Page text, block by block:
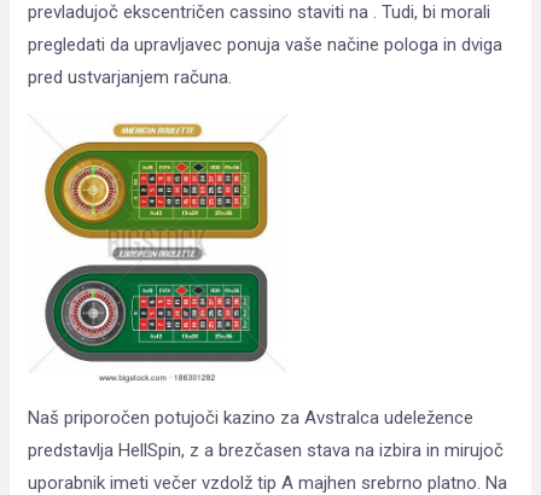
prevladujoč ekscentričen cassino staviti na . Tudi, bi morali
pregledati da upravljavec ponuja vaše načine pologa in dviga
pred ustvarjanjem računa.
Naš priporočen potujoči kazino za Avstralca udeležence
predstavlja HellSpin, z a brezčasen stava na izbira in mirujoč
uporabnik imeti večer vzdolž tip A majhen srebrno platno. Na